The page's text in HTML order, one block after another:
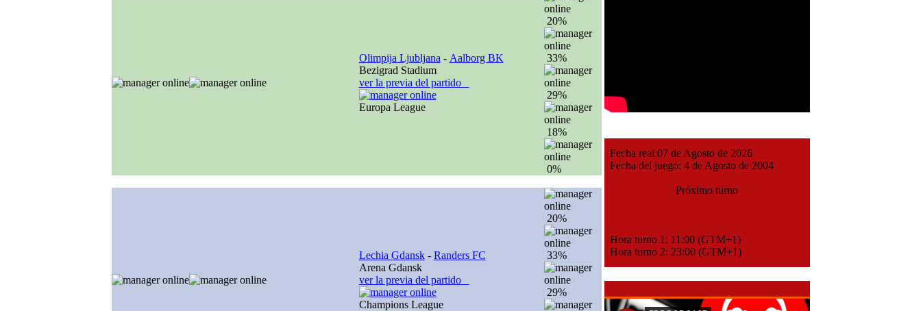
Olimpija Ljubljana - Aalborg BK
Bezigrad Stadium
ver la previa del partido
Europa League
20%
33%
29%
18%
0%
Lechia Gdansk- Randers FC
Arena Gdansk
ver la previa del partido
Champions League
20%
33%
29%
Fecha real:07 de Agosto de 2026
Fecha del juego: 4 de Agosto de 2004
Próximo turno
Hora turno 1: 11:00 (GTM+1)
Hora turno 2: 23:00 (GTM+1)